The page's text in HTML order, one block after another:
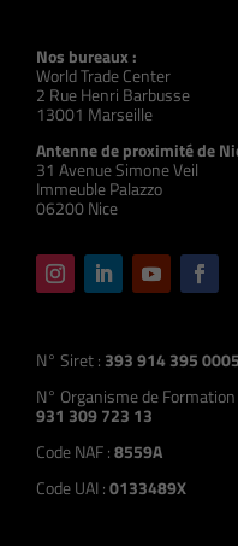
Nos bureaux :
World Trade Center
2 Rue Henri Barbusse
13001 Marseille
Antenne de proximité de
31 Avenue Simone Veil
Immeuble Palazzo
06200 Nice
N° Siret : 393 914 395
N° Organisme de Formation
931 309 723 13
Code NAF :8559A
Code UAI :0133489X